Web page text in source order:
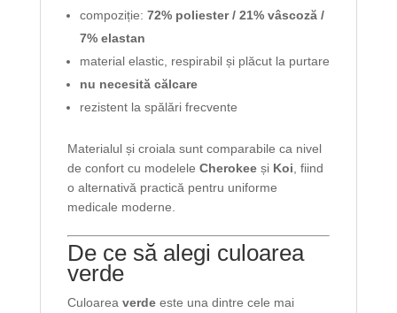
compoziție: 72% poliester / 21% vâscoză /
7% elastan
material elastic, respirabil și plăcut la purtare
nu necesită călcare
rezistent la spălări frecvente
Materialul și croiala sunt comparabile ca nivel
de confort cu modelele Cherokeeși Koi , fiind
o alternativă practică pentru uniforme
medicale moderne.
De ce să alegi culoarea
verde
Culoarea verdeeste una dintre cele mai